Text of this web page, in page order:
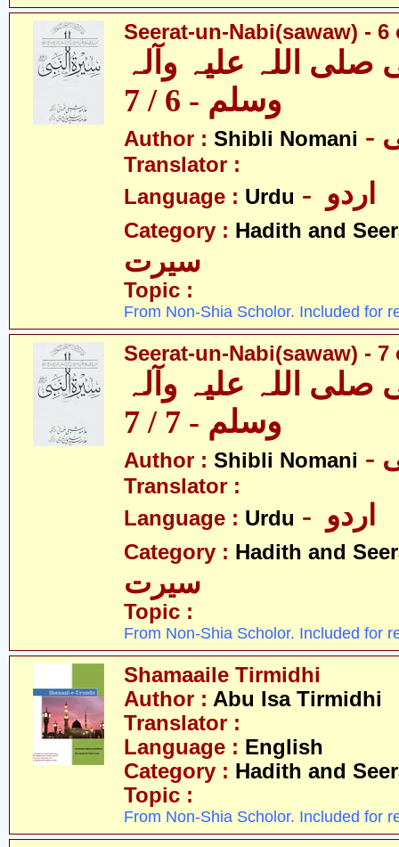
Seerat-un-Nabi(sawaw) - 6
صلی اللہ علیہ وآلہ
وسلم - 6 / 7
Author : Shibli Nomani
Translator :
Language : Urdu
Category : Hadith and
سیرت
Topic :
From Non-Shia Scholor. Included for
Seerat-un-Nabi(sawaw) - 7
صلی اللہ علیہ وآلہ
وسلم - 7 / 7
Author : Shibli Nomani
Translator :
Language : Urdu
Category : Hadith and
سیرت
Topic :
From Non-Shia Scholor. Included for
Shamaaile Tirmidhi
Author : Abu Isa Tirmidhi
Translator :
Language : English
Category : Hadith and
Topic :
From Non-Shia Scholor. Included for